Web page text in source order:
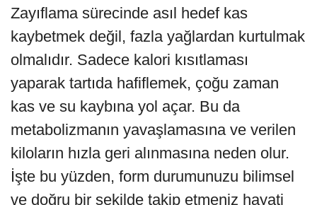
Zayıflama sürecinde asıl hedef kas
kaybetmek değil, fazla yağlardan kurtulmak
olmalıdır. Sadece kalori kısıtlaması
yaparak tartıda hafiflemek, çoğu zaman
kas ve su kaybına yol açar. Bu da
metabolizmanın yavaşlamasına ve verilen
kiloların hızla geri alınmasına neden olur.
İşte bu yüzden, form durumunuzu bilimsel
ve doğru bir şekilde takip etmeniz hayati